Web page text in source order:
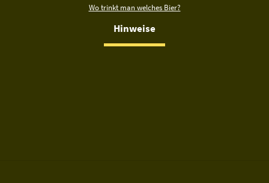
Wo trinkt man welches Bier?
Hinweise